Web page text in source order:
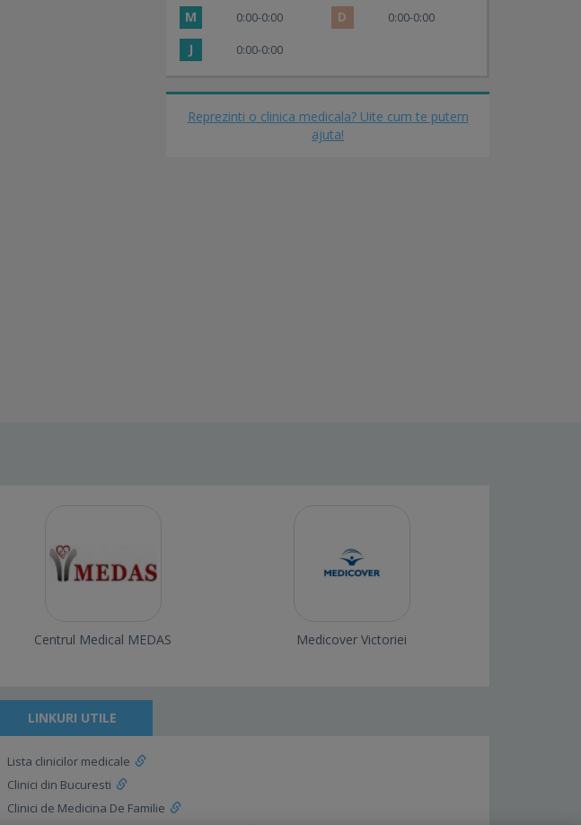
M 0:00-0:00 D 0:00-0:00
J 0:00-0:00
Reprezinti o clinica medicala? Uite cum te putem
ajuta!
Centrul Medical MEDAS Medicover Victoriei
LINKURI UTILE
Lista clinicilor medicale
Clinici din Bucuresti
Clinici de Medicina De Familie